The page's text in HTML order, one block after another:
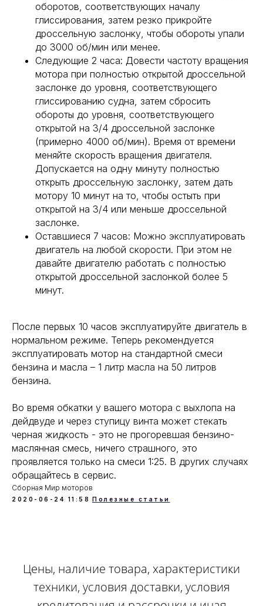
оборотов, соответствующих началу
глиссирования, затем резко прикройте
дроссельную заслонку, чтобы обороты упали
до 3000 об/мин или менее.
Следующие 2 часа: Довести частоту вращения
мотора при полностью открытой дроссельной
заслонке до уровня, соответствующего
глиссированию судна, затем сбросить
обороты до уровня, соответствующего
открытой на 3/4 дроссельной заслонке
(примерно 4000 об/мин). Время от времени
меняйте скорость вращения двигателя.
Допускается на одну минуту полностью
открыть дроссельную заслонку, затем дать
мотору 10 минут на то, чтобы остыть при
открытой на 3/4 или меньше дроссельной
заслонке.
Оставшиеся 7 часов: Можно эксплуатировать
двигатель на любой скорости. При этом не
давайте двигателю работать с полностью
открытой дроссельной заслонкой более 5
минут.
После первых 10 часов эксплуатируйте двигатель в
нормальном режиме. Теперь рекомендуется
эксплуатировать мотор на стандартной смеси
бензина и масла – 1 литр масла на 50 литров
бензина.
Во время обкатки у вашего мотора с выхлопа на
дейдвуде и через ступицу винта может стекать
черная жидкость - это не прогоревшая бензино-
маслянная смесь, ничего страшного, это
проявляется только на смеси 1:25. В других случаях
обращайтесь в сервис.
Сборная Мир моторов
2020-06-24 11:58 Полезные статьи
Цены, наличие товара, характеристики
техники, условия доставки, условия